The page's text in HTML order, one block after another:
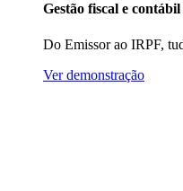
Gestão fiscal e
Do Emissor ao IRPF,
Ver demonstração